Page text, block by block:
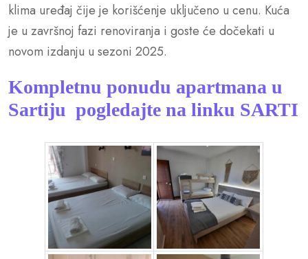
klima uređaj čije je korišćenje uključeno u cenu. Kuća
je u završnoj fazi renoviranja i goste će dočekati u
novom izdanju u sezoni 2025.
Kompletnu ponudu apartmana u
Sartiju pogledajte na linku SARTI